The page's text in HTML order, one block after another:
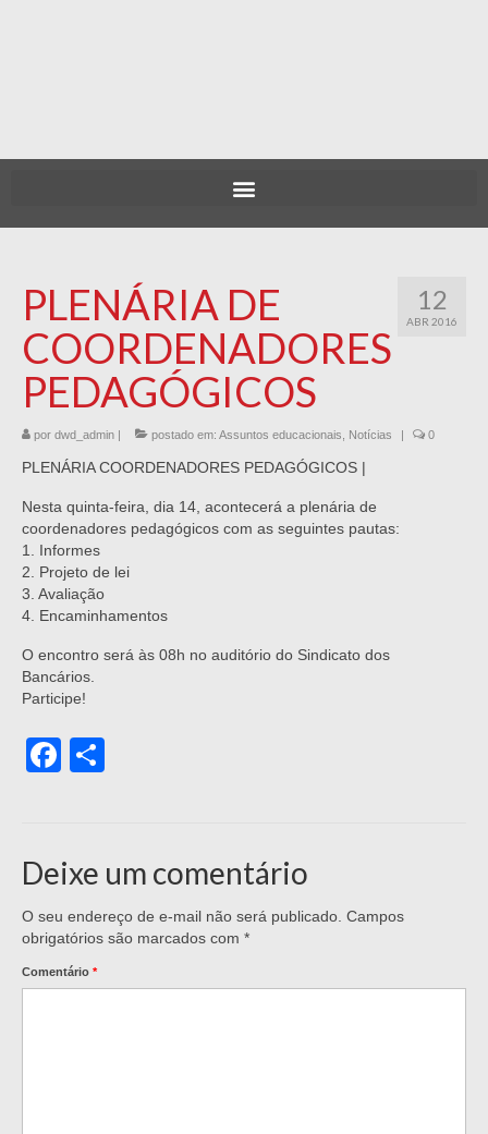
12
ABR 2016
PLENÁRIA DE
COORDENADORES
PEDAGÓGICOS
por dwd_admin | postado em: Assuntos educacionais Notícias | 0
PLENÁRIA COORDENADORES PEDAGÓGICOS |
Nesta quinta-feira, dia 14, acontecerá a plenária de
coordenadores pedagógicos com as seguintes pautas:
1. Informes
2. Projeto de lei
3. Avaliação
4. Encaminhamentos
O encontro será às 08h no auditório do Sindicato dos
Bancários.
Participe!
Facebook
Deixe um comentário
O seu endereço de e-mail não será publicado. Campos
obrigatórios são marcados com *
Comentário *